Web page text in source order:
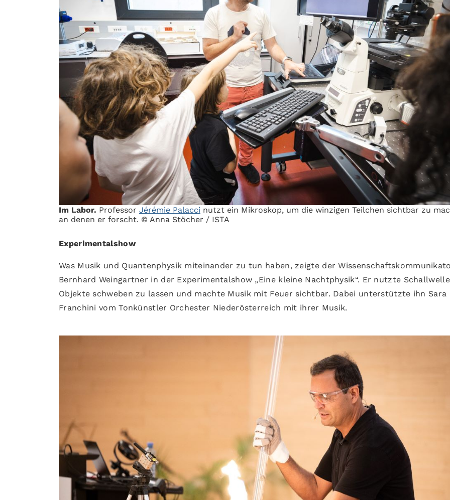
Im Labor. Professor Jérémie Palacci nutzt ein Mikroskop, um die winzigen Teilchen sichtbar zu
an denen er forscht. © Anna Stöcher / ISTA
Experimentalshow
Was Musik und Quantenphysik miteinander zu tun haben, zeigte der
Bernhard Weingartner in der Experimentalshow „Eine kleine Nachtphysik“. Er nutzte
Objekte schweben zu lassen und machte Musik mit Feuer sichtbar. Dabei unterstützte ihn Sara
Franchini vom Tonkünstler Orchester Niederösterreich mit ihrer Musik.